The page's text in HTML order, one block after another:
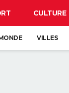
CULTURE
VILLES